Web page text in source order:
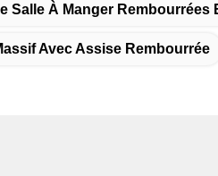
Salle À Manger Rembourrées
Avec Assise Rembourrée